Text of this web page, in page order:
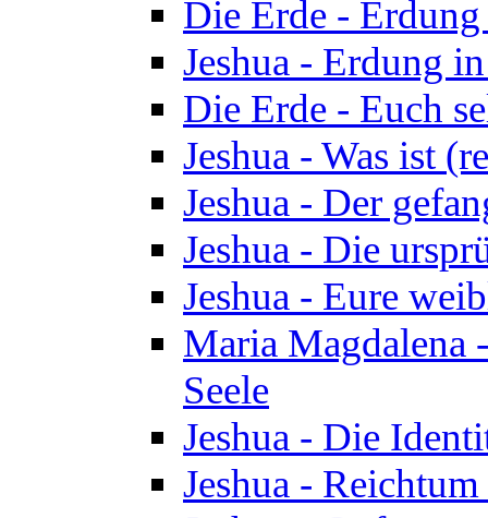
Die Erde -
Jeshua - Erdung
Die Erde - Euch
Jeshua - Was ist
Jeshua - Der
Jeshua - Die
Jeshua - Eure
Maria Magdalena
Seele
Jeshua - Die
Jeshua -